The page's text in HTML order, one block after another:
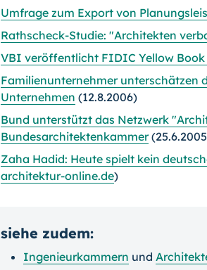
Umfrage zum Export von
Rathscheck-Studie: "Architekten
VBI veröffentlicht FIDIC Yellow
Familienunternehmer unterschätzen
Unternehmen (12.8.2006)
Bund unterstützt das Netzwerk
Bundesarchitektenkammer
Zaha Hadid: Heute spielt kein
architektur-online.de)
siehe zudem:
Ingenieurkammern und